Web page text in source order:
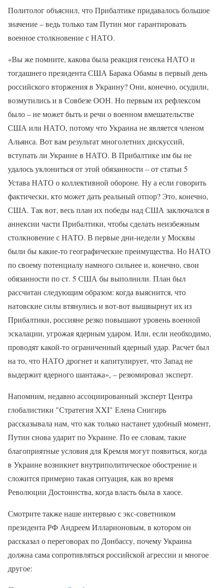
Политолог объяснил, что Прибалтике придавалось большое
значение – ведь только там Путин мог гарантировать
военное столкновение с НАТО.
«Вы же помните, какова была реакция генсека НАТО и
тогдашнего президента США Барака Обамы в первый день
российского вторжения в Украину? Они, конечно, осудили,
возмутились и в Совбезе ООН. Но первым их рефлексом
было – не может быть и речи о военном вмешательстве
США или НАТО, потому что Украина не является членом
Альянса. Вот вам результат многолетних дискуссий,
вступать ли Украине в НАТО. В Прибалтике им бы не
удалось уклониться от этой обязанности – от статьи 5
Устава НАТО о коллективной обороне. Ну а если говорить
фактически, кто может дать реальный отпор? Это, конечно,
США. Так вот, весь план их победы над США заключался в
аннексии части Прибалтики, чтобы сделать неизбежным
столкновение с НАТО. В первые дни-недели у Москвы
были бы какие-то географические преимущества. Но НАТО
по своему потенциалу намного сильнее и, конечно, свои
обязанности по ст. 5 США бы выполнили. План был
рассчитан следующим образом: когда выяснится, что
натовские силы втянулись и вот-вот вышвырнут их из
Прибалтики, россияне резко повышают уровень военной
эскалации, угрожая ядерным ударом. Или, если необходимо,
проводят какой-то ограниченный ядерный удар. Расчет был
на то, что НАТО дрогнет и капитулирует, что Запад не
выдержит ядерного шантажа», – резюмировал эксперт.
Напомним, недавно ассоциированный эксперт Центра
глобалистики "Стратегия XXI" Елена Снигирь
рассказывала нам, что как только настанет удобный момент,
Путин снова ударит по Украине. По ее словам, такие
благоприятные условия для Кремля могут появиться, когда
в Украине возникнет внутриполитическое обострение и
сложится примерно такая ситуация, как во время
Революции Достоинства, когда власть была в хаосе.
Смотрите также наше интервью с экс-советником
президента РФ Андреем Илларионовым, в котором он
рассказал о переговорах по Донбассу, почему Украина
должна сама сопротивляться российской агрессии и многое
другое: